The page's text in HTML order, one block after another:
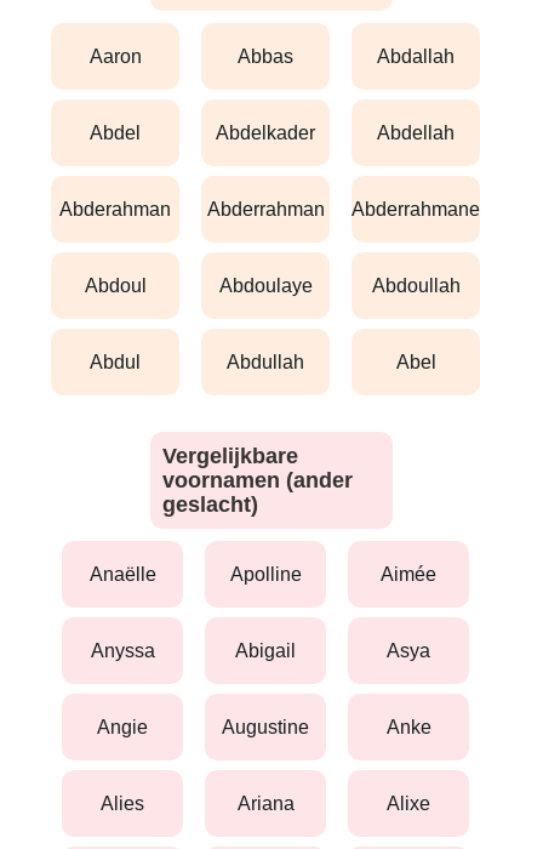
aaron abbas abdallah
abdel abdelkader abdellah
abderahman abderrahman abderrahmane
abdoul abdoulaye abdoullah
abdul abdullah abel
Vergelijkbare
voornamen (ander
geslacht)
anaëlle apolline aimée
anyssa abigail asya
angie augustine anke
alies ariana alixe